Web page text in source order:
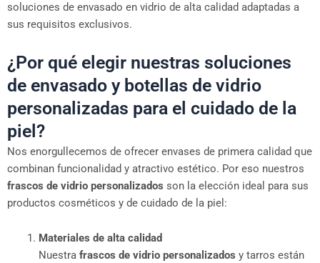
soluciones de envasado en vidrio de alta calidad adaptadas a
sus requisitos exclusivos.
¿Por qué elegir nuestras soluciones
de envasado y botellas de vidrio
personalizadas para el cuidado de la
piel?
Nos enorgullecemos de ofrecer envases de primera calidad que
combinan funcionalidad y atractivo estético. Por eso nuestros
frascos de vidrio personalizados son la elección ideal para sus
productos cosméticos y de cuidado de la piel:
Materiales de alta calidad
Nuestra frascos de vidrio personalizados y tarros están